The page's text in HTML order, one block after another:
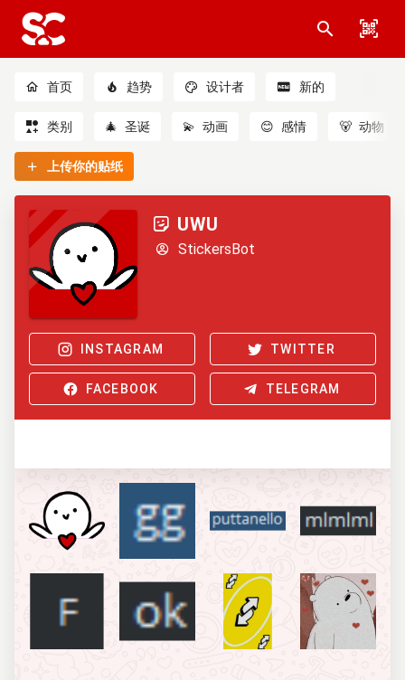
首页 趋势 设计者 新的
类别 🎄 圣诞 💫 动画 😊 感情 🐻 动物
上传你的贴纸
UWU
StickersBot
INSTAGRAM TWITTER
FACEBOOK TELEGRAM